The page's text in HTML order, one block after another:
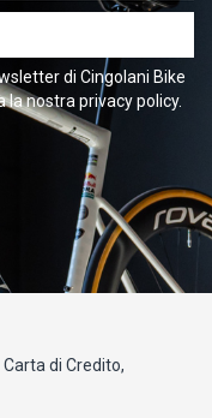
di Cingolani Bike
nostra privacy policy.
di Credito,